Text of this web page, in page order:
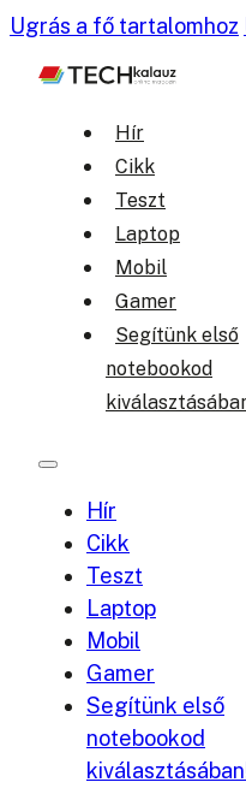
Ugrás a fő tartalomhoz
Hír
Cikk
Teszt
Laptop
Mobil
Gamer
Segítünk első
notebookod
Hír
Cikk
Teszt
Laptop
Mobil
Gamer
Segítünk első
notebookod